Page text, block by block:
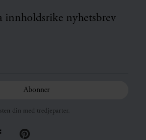
innholdsrike nyhetsbrev
din med tredjeparter.